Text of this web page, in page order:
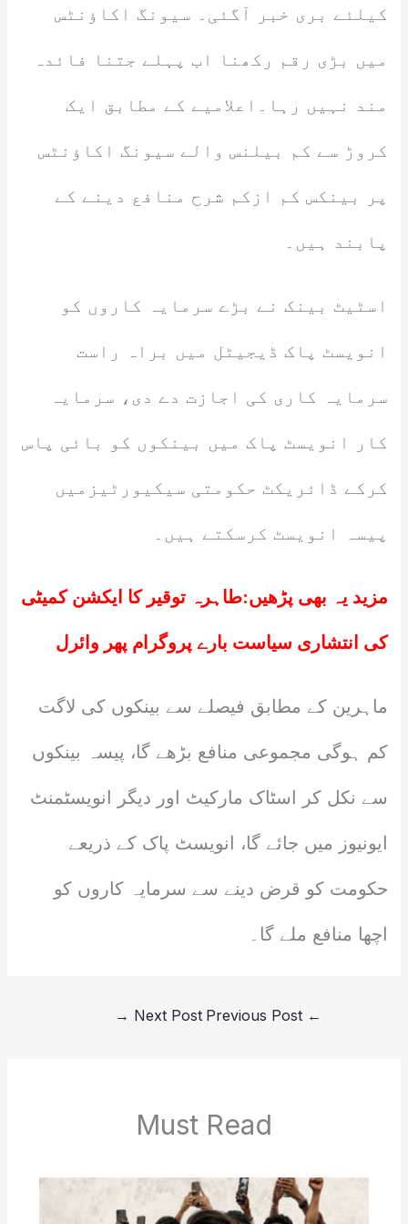
کیلئے بری خبر آگئی۔ سیونگ اکاؤنٹس
میں بڑی رقم رکھنا اب پہلے جتنا فائدہ
مند نہیں رہا۔اعلامیے کے مطابق ایک
کروڑ سے کم بیلنس والے سیونگ اکاؤنٹس
پر بینکس کم ازکم شرح منافع دینے کے
پابند ہیں۔
اسٹیٹ بینک نے بڑے سرمایہ کاروں کو
انویسٹ پاک ڈیجیٹل میں براہ راست
سرمایہ کاری کی اجازت دے دی، سرمایہ
کار انویسٹ پاک میں بینکوں کو بائی پاس
کرکے ڈائریکٹ حکومتی سیکیورٹیزمیں
پیسہ انویسٹ کرسکتے ہیں۔
مزید یہ بھی پڑھیں:طاہرہ توقیر کا ایکشن کمیٹی
کی انتشاری سیاست بارے پروگرام پھر وائرل
ماہرین کے مطابق فیصلے سے بینکوں کی لاگت
کم ہوگی مجموعی منافع بڑھے گا، پیسہ بینکوں
سے نکل کر اسٹاک مارکیٹ اور دیگر انویسٹمنٹ
ایونیوز میں جائے گا، انویسٹ پاک کے ذریعے
حکومت کو قرض دینے سے سرمایہ کاروں کو
اچھا منافع ملے گا۔
←
Next Post
→
Must Read